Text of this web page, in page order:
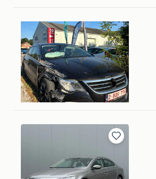
Mijn
Favorieten
Emrullah
Hoboken
Bewaren
Mijn
Favorieten